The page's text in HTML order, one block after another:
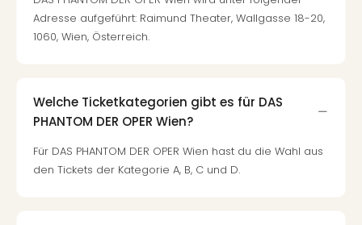
Adresse aufgeführt: Raimund Theater, Wallgasse 18-20,
1060, Wien, Österreich.
Welche Ticketkategorien gibt es für DAS
PHANTOM DER OPER Wien?
Für DAS PHANTOM DER OPER Wien hast du die Wahl aus
den Tickets der Kategorie A, B, C und D.